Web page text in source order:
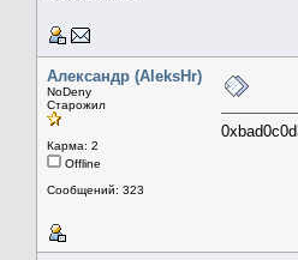
Александр (AleksHr)
NoDeny
Старожил
Карма: 2
Offline
Сообщений: 323